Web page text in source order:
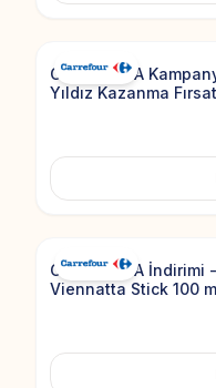
CarrefourSA
Yıldız Kazanma
CarrefourSA İndirimi
Viennatta Stick 100